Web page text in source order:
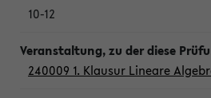
10-12
240009 1. Klausur Lineare